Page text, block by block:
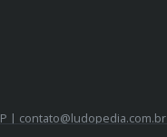
| contato@ludopedia.com.br